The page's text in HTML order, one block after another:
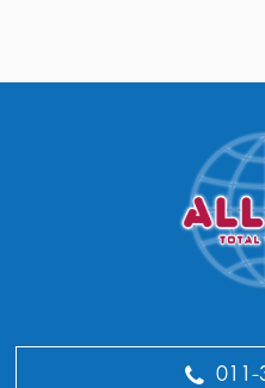
011-